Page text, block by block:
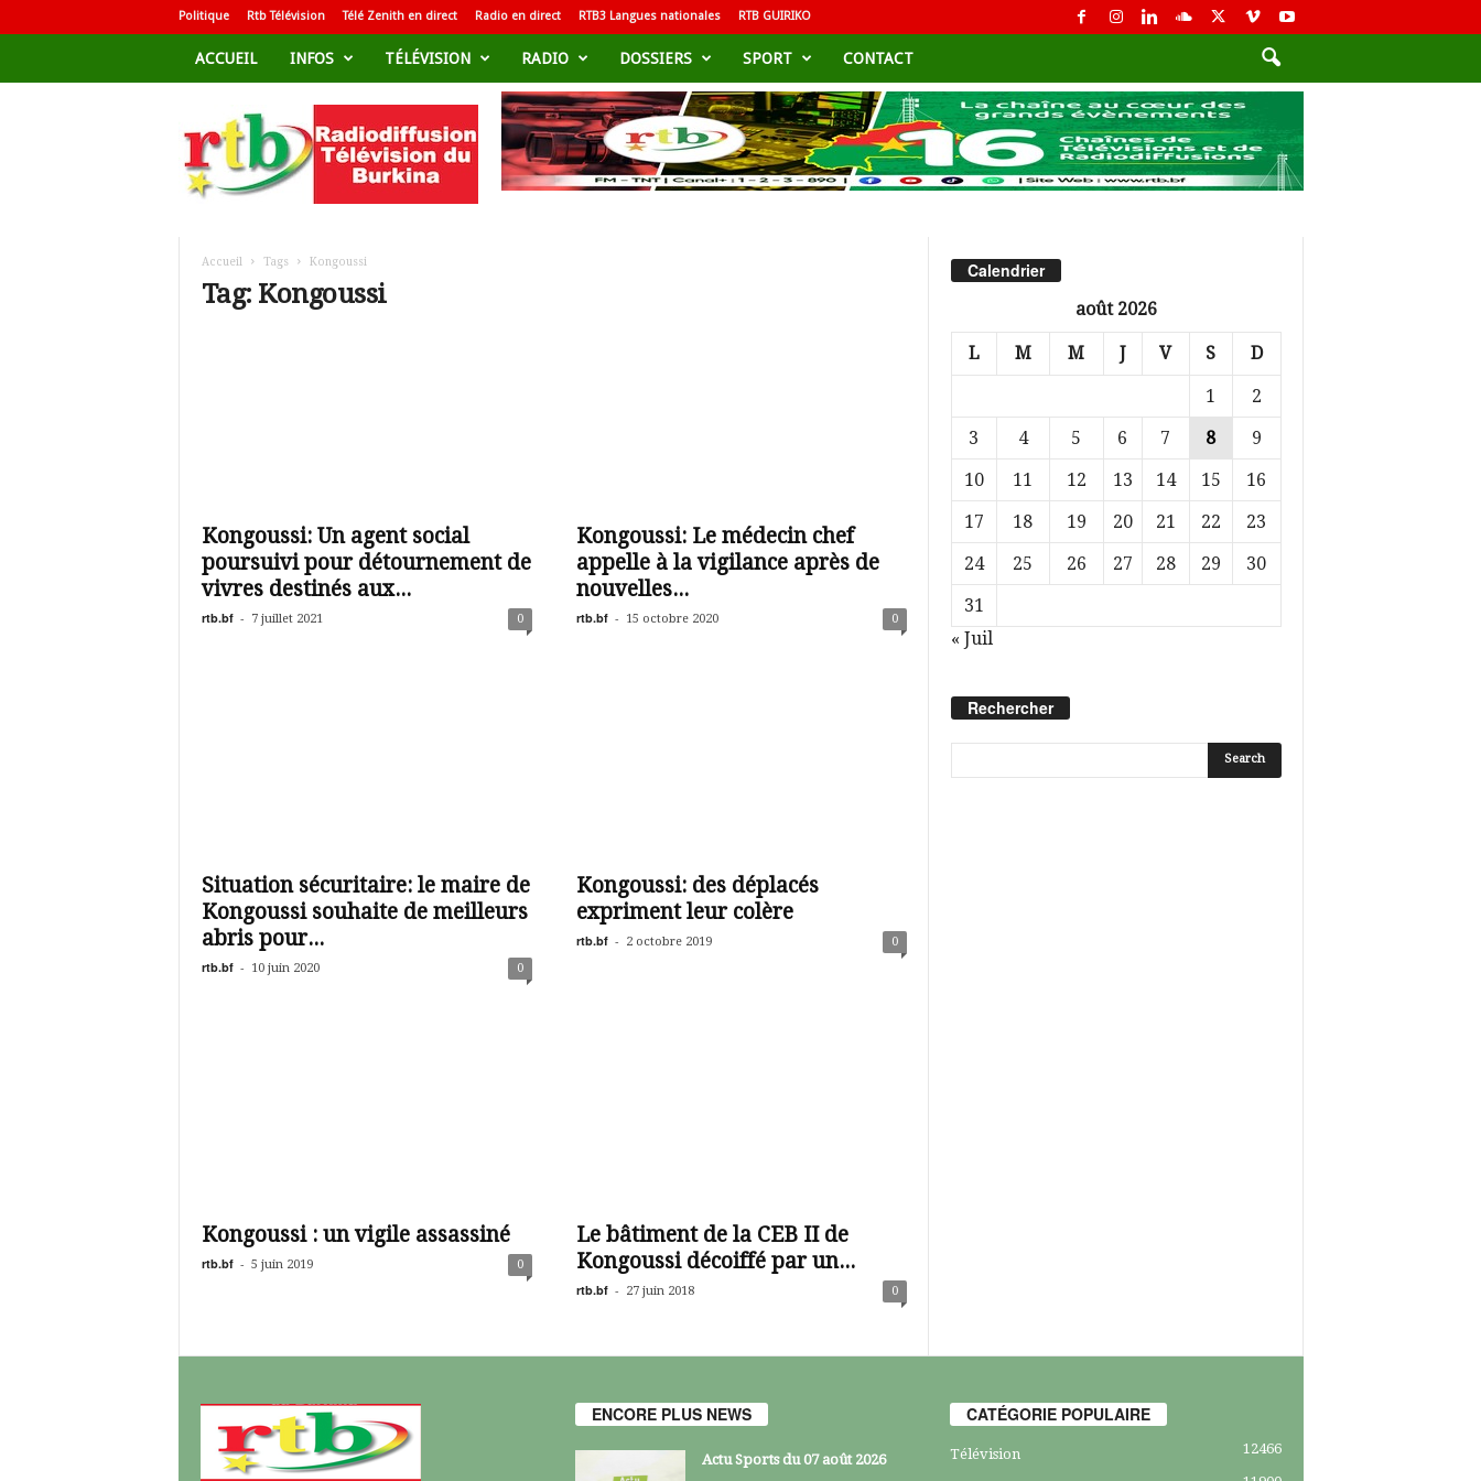
Politique Rtb Télévision Télé Zenith en direct Radio en direct RTB3 Langues nationales RTB GUIRIKO
ACCUEIL INFOS TÉLÉVISION RADIO DOSSIERS SPORT CONTACT
d
i
Accueil Tags Kongoussi
Tag: Kongoussi
Kongoussi: Un agent social
poursuivi pour détournement de
vivres destinés aux...
rtb.bf - 7 juillet 2021 0
Kongoussi: Le médecin chef
appelle à la vigilance après de
nouvelles...
rtb.bf - 15 octobre 2020 0
Situation sécuritaire: le maire de
Kongoussi souhaite de meilleurs
abris pour...
rtb.bf - 10 juin 2020 0
Kongoussi: des déplacés
expriment leur colère
rtb.bf - 2 octobre 2019 0
Kongoussi : un vigile assassiné
rtb.bf - 5 juin 2019 0
Le bâtiment de la CEB II de
Kongoussi décoiffé par un...
rtb.bf - 27 juin 2018 0
Calendrier
août 2026
L M M J V S D
1
2
3
4 5 6 7 8
9
10
11 12 13 14 15
16
17
18 19 20 21 22
23
24
25 26 27 28 29
30
31
« Juil
Rechercher
ENCORE PLUS NEWS
Actu Sports du 07 août 2026
CATÉGORIE POPULAIRE
Télévision 12466